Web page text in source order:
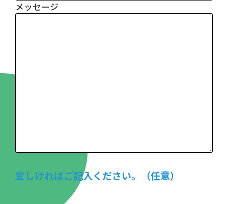
メッセージ
宜しければご記入ください。（任意）